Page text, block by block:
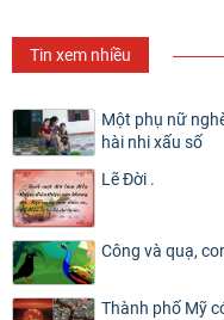
Tin xem nhiều
Một phụ nữ
hài nhi xấu số
Lẽ Đời .
Công và quạ,
Thành phố Mỹ